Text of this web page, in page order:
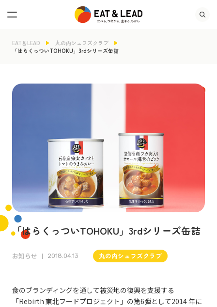
EAT＆LEAD
丸の内シェフズクラブ
「はらくっついTOHOKU」3rdシリーズ缶詰
「はらくっついTOHOKU」3rdシリーズ缶詰
お知らせ 2018.04.13 丸の内シェフズクラブ
食のブランディングを通して被災地の復興を支援する
「Rebirth 東北フードプロジェクト」の第6弾として2014年に